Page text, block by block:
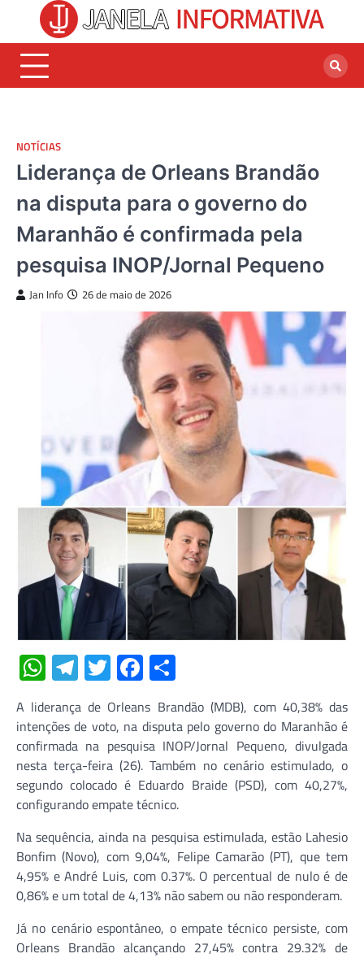
content
NOTÍCIAS
Liderança de Orleans Brandão
na disputa para o governo do
Maranhão é confirmada pela
pesquisa INOP/Jornal Pequeno
Jan Info 26 de maio de 2026
WhatsApp
Telegram
TwitterFacebook
A liderança de Orleans Brandão (MDB), com 40,38% das
intenções de voto, na disputa pelo governo do Maranhão é
confirmada na pesquisa INOP/Jornal Pequeno, divulgada
nesta terça-feira (26). Também no cenário estimulado, o
segundo colocado é Eduardo Braide (PSD), com 40,27%,
configurando empate técnico.
Na sequência, ainda na pesquisa estimulada, estão Lahesio
Bonfim (Novo), com 9,04%, Felipe Camarão (PT), que tem
4,95% e André Luis, com 0.37%. O percentual de nulo é de
0,86% e um total de 4,13% não sabem ou não responderam.
Já no cenário espontâneo, o empate técnico persiste, com
Orleans Brandão alcançando 27,45% contra 29.32% de